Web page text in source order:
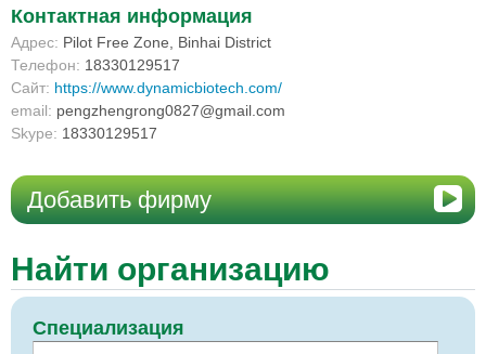
Контактная информация
Адрес: Pilot Free Zone, Binhai District
Телефон: 18330129517
Сайт: https://www.dynamicbiotech.com/
email: pengzhengrong0827@gmail.com
Skype: 18330129517
Добавить фирму
Найти организацию
Специализация